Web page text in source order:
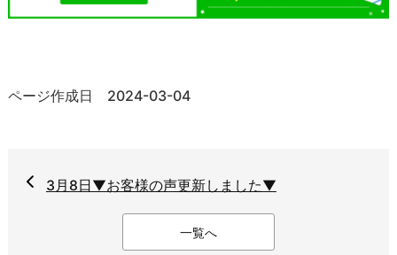
ページ作成日 2024-03-04
3月8日▼お客様の声更新しました▼
一覧へ